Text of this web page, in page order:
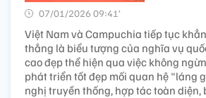
07/01/2026 09:41’
Việt Nam và Campuchia tiếp tục
thắng là biểu tượng của nghĩa vụ
cao đẹp thể hiện qua việc không
phát triển tốt đẹp mối quan hệ "láng
nghị truyền thống, hợp tác toàn diện,